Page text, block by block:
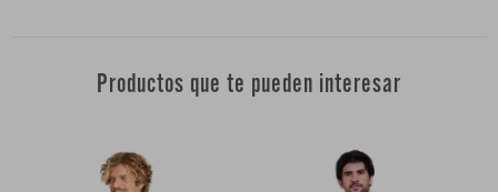
Productos que te pueden interesar